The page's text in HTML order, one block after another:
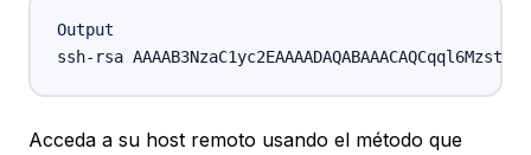
Output
Acceda a su host remoto usando el método que